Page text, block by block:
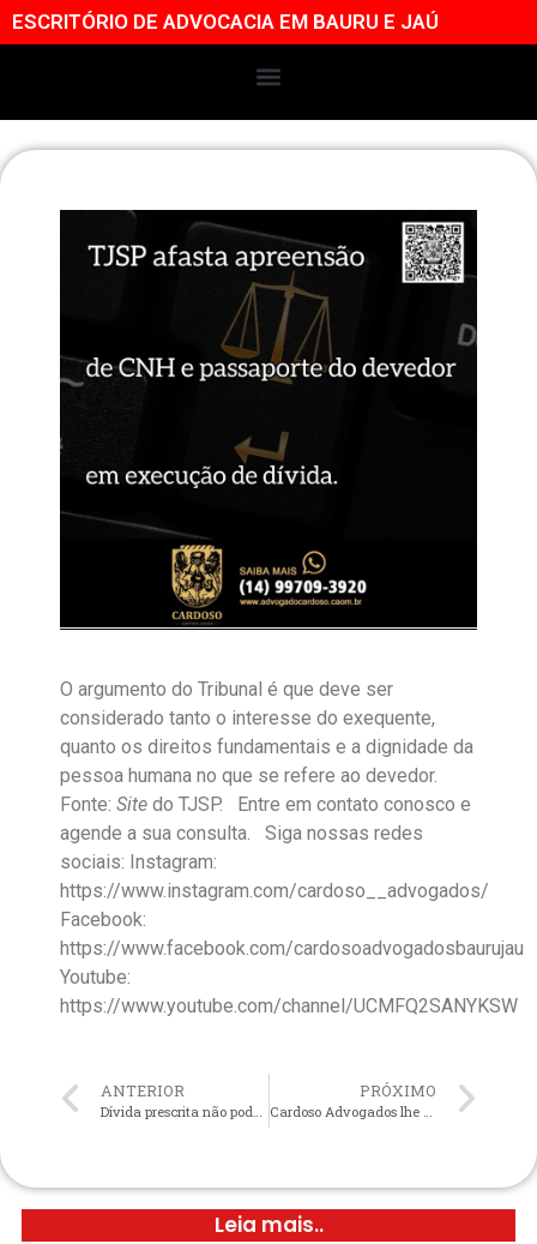
ESCRITÓRIO DE ADVOCACIA EM BAURU E JAÚ
O argumento do Tribunal é que deve ser
considerado tanto o interesse do exequente,
quanto os direitos fundamentais e a dignidade da
pessoa humana no que se refere ao devedor.
Fonte: Site do TJSP. Entre em contato conosco e
agende a sua consulta.
Siga nossas redes
sociais: Instagram:
https://www.instagram.com/cardoso__advogados/
Facebook:
https://www.facebook.com/cardosoadvogadosbaurujau
Youtube:
https://www.youtube.com/channel/UCMFQ2SANYKSW
ANTERIOR
Dívida prescrita não pode ser cobranda decide o TJSP.
PRÓXIMO
Cardoso Advogados lhe deseja um Feliz Natal e um excelente Ano Novo…
Leia mais..